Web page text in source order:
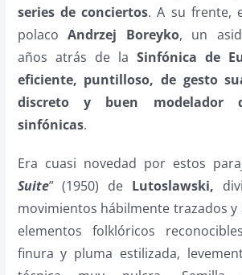
series de conciertos. A su frente,
polacoAndrzej Boreyko, un
años atrás de laSinfónica de
eficiente, puntilloso, de gesto
discreto y buen modelador
sinfónicas.
Era cuasi novedad por estos
Suite” (1950) de Lutoslawski,
movimientos hábilmente trazados y
elementos folklóricos
finura y pluma estilizada,